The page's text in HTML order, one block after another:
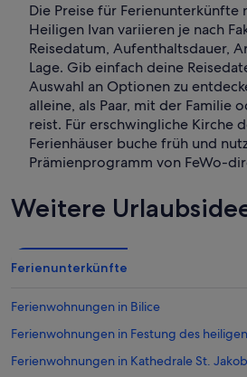
Die Preise für Ferienunterkünfte
Heiligen Ivan variieren je nach
Reisedatum, Aufenthaltsdauer,
Lage. Gib einfach deine
Auswahl an Optionen zu
alleine, als Paar, mit der Familie
reist. Für erschwingliche Kirche
Ferienhäuser buche früh und
Prämienprogramm von FeWo-
Weitere
Ferienunterkünfte
Ferienwohnungen in Bilice
Ferienwohnungen in Festung des
Ferienwohnungen in Kathedrale St. Jakob